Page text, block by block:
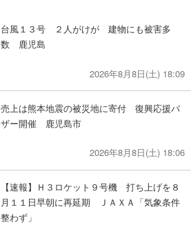
台風１３号 ２人がけが 建物にも被害多
数 鹿児島
2026年8月8日(土) 18:09
売上は熊本地震の被災地に寄付 復興応援バ
ザー開催 鹿児島市
2026年8月8日(土) 18:06
【速報】Ｈ３ロケット９号機 打ち上げを８
月１１日早朝に再延期 ＪＡＸＡ「気象条件
整わず」